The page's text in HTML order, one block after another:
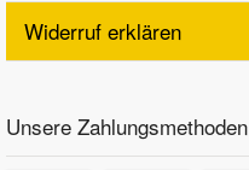
Widerruf erklären
Unsere Zahlungsmethoden